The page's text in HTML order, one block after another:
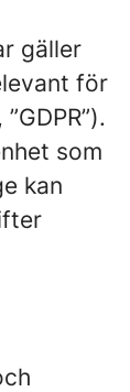
gäller
för
som
kan